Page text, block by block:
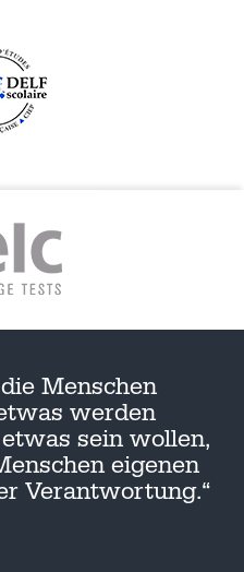
Menschen
werden
sein wollen,
eigenen
Verantwortung.“